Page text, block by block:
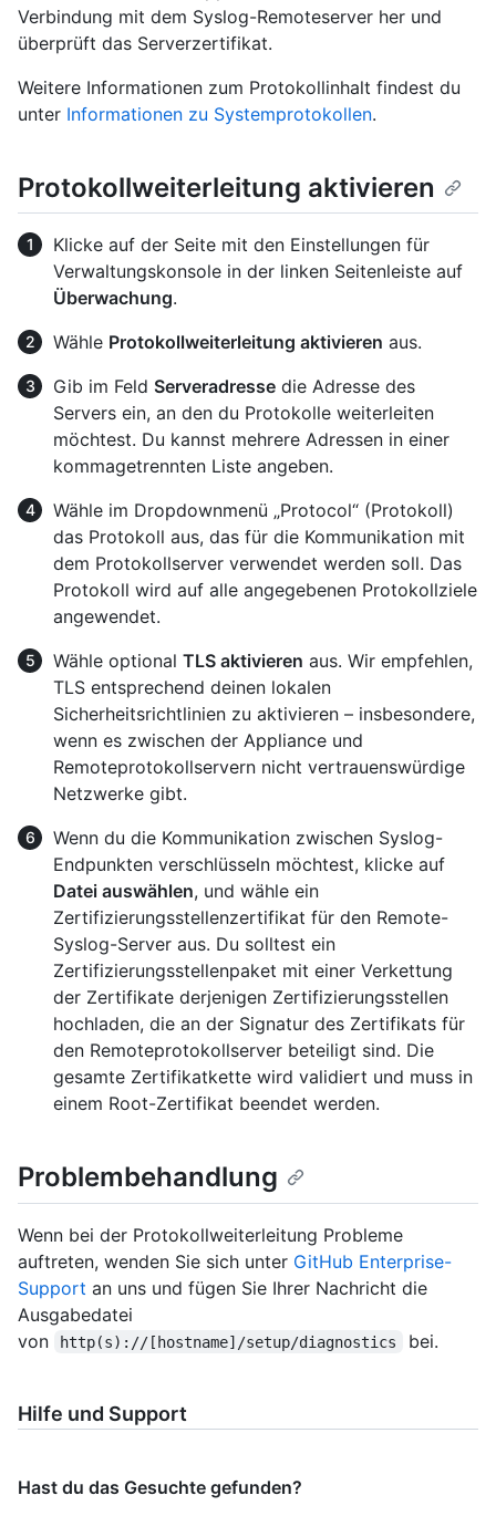
Verbindung mit dem Syslog-Remoteserver her und
überprüft das Serverzertifikat.
Weitere Informationen zum Protokollinhalt findest du
unter Informationen zu Systemprotokollen.
Protokollweiterleitung aktivieren
Klicke auf der Seite mit den Einstellungen für
Verwaltungskonsole in der linken Seitenleiste auf
Überwachung.
Wähle Protokollweiterleitung aktivieren aus.
Gib im Feld Serveradresse die Adresse des
Servers ein, an den du Protokolle weiterleiten
möchtest. Du kannst mehrere Adressen in einer
kommagetrennten Liste angeben.
Wähle im Dropdownmenü „Protocol“ (Protokoll)
das Protokoll aus, das für die Kommunikation mit
dem Protokollserver verwendet werden soll. Das
Protokoll wird auf alle angegebenen Protokollziele
angewendet.
Wähle optional TLS aktivieren aus. Wir empfehlen,
TLS entsprechend deinen lokalen
Sicherheitsrichtlinien zu aktivieren – insbesondere,
wenn es zwischen der Appliance und
Remoteprotokollservern nicht vertrauenswürdige
Netzwerke gibt.
Wenn du die Kommunikation zwischen Syslog-
Endpunkten verschlüsseln möchtest, klicke auf
Datei auswählen, und wähle ein
Zertifizierungsstellenzertifikat für den Remote-
Syslog-Server aus. Du solltest ein
Zertifizierungsstellenpaket mit einer Verkettung
der Zertifikate derjenigen Zertifizierungsstellen
hochladen, die an der Signatur des Zertifikats für
den Remoteprotokollserver beteiligt sind. Die
gesamte Zertifikatkette wird validiert und muss in
einem Root-Zertifikat beendet werden.
Problembehandlung
Wenn bei der Protokollweiterleitung Probleme
auftreten, wenden Sie sich unter GitHub Enterprise-
Support an uns und fügen Sie Ihrer Nachricht die
Ausgabedatei
von
http(s)://[hostname]/setup/diagnostics bei.
Hilfe und Support
Hast du das Gesuchte gefunden?